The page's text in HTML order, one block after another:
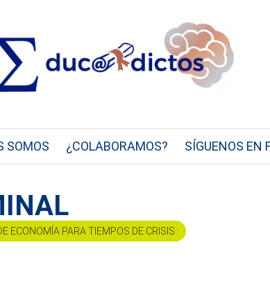
SOMOS ¿COLABORAMOS? SÍGUENOS EN
ECONOMÍA PARA TIEMPOS DE CRISIS